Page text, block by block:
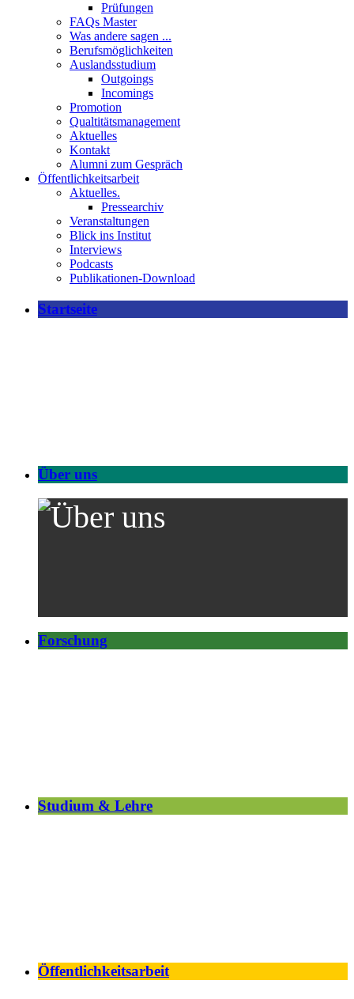
Prüfungen
FAQs Master
Was andere sagen ...
Berufsmöglichkeiten
Auslandsstudium
Outgoings
Incomings
Promotion
Qualtitätsmanagement
Aktuelles
Kontakt
Alumni zum Gespräch
Öffentlichkeitsarbeit
Aktuelles.
Pressearchiv
Veranstaltungen
Blick ins Institut
Interviews
Podcasts
Publikationen-Download
Startseite
Über uns
Forschung
Studium & Lehre
Öffentlichkeitsarbeit